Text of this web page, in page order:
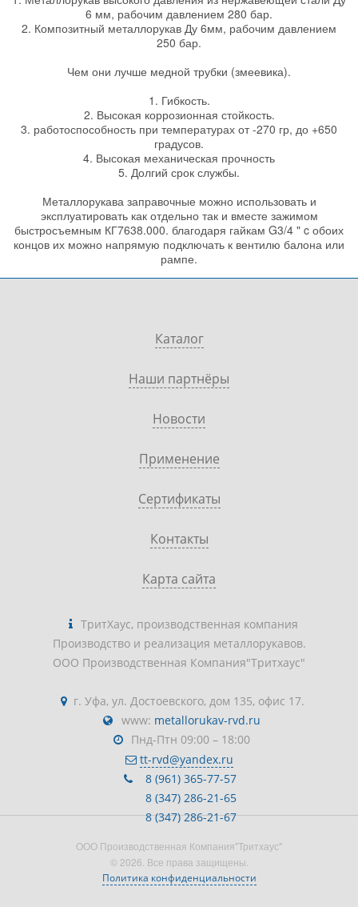
6 мм, рабочим давлением 280 бар.
2. Композитный металлорукав Ду 6мм, рабочим давлением
250 бар.
Чем они лучше медной трубки (змеевика).
1. Гибкость.
2. Высокая коррозионная стойкость.
3. работоспособность при температурах от -270 гр, до +650
градусов.
4. Высокая механическая прочность
5. Долгий срок службы.
Металлорукава заправочные можно использовать и
эксплуатировать как отдельно так и вместе зажимом
быстросъемным КГ7638.000. благодаря гайкам G3/4 " c обоих
концов их можно напрямую подключать к вентилю балона или
рампе.
Каталог
Наши партнёры
Новости
Применение
Сертификаты
Контакты
Карта сайта
ТритХаус, производственная компания
Производство и реализация металлорукавов.
ООО Производственная Компания"Тритхаус"
г. Уфа, ул. Достоевского, дом 135, офис 17.
www: metallorukav-rvd.ru
Пнд-Птн 09:00 – 18:00
tt-rvd@yandex.ru
8 (961) 365-77-57
8 (347) 286-21-65
8 (347) 286-21-67
ООО Производственная Компания"Тритхаус"
© 2026. Все права защищены.
Политика конфиденциальности